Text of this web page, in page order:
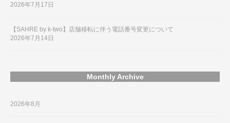
2026年7月17日
【SAHRE by k-two】店舗移転に伴う電話番号変更について
2026年7月14日
Monthly Archive
2026年8月